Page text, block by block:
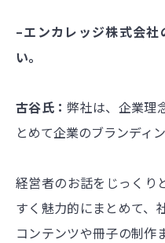
–エンカレッジ株式会
い。
古谷氏：弊社は、企業理
とめて企業のブランディ
経営者のお話をじっくり
すく魅力的にまとめて、
コンテンツや冊子の制作